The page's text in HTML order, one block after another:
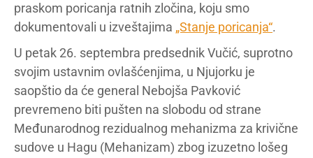
praskom poricanja ratnih zločina, koju smo
dokumentovali u izveštajima „Stanje poricanja“.
U petak 26. septembra predsednik Vučić, suprotno
svojim ustavnim ovlašćenjima, u Njujorku je
saopštio da će general Nebojša Pavković
prevremeno biti pušten na slobodu od strane
Međunarodnog rezidualnog mehanizma za krivične
sudove u Hagu (Mehanizam) zbog izuzetno lošeg